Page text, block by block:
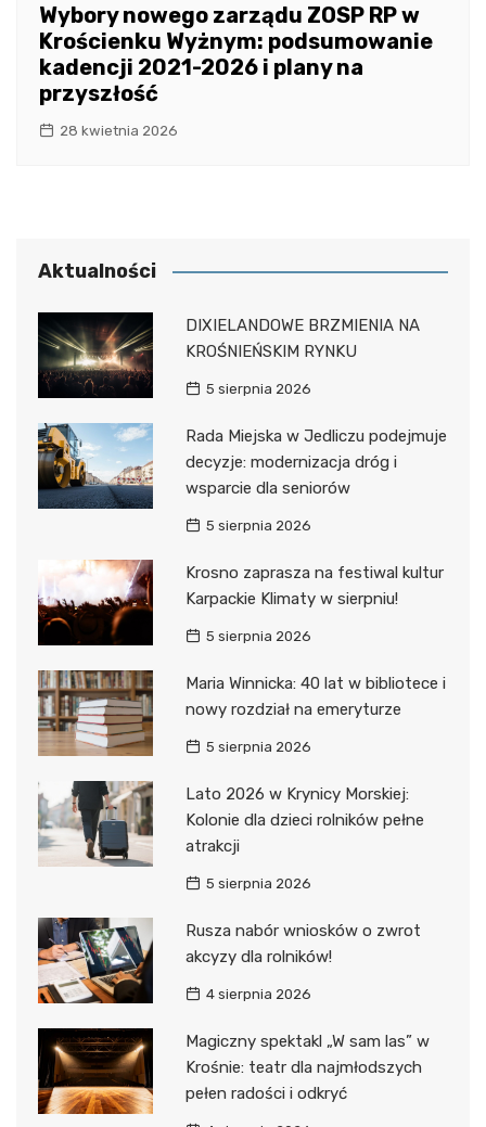
Wybory nowego zarządu ZOSP RP w
Krościenku Wyżnym: podsumowanie
kadencji 2021-2026 i plany na
przyszłość
28 kwietnia 2026
Aktualności
DIXIELANDOWE BRZMIENIA NA
KROŚNIEŃSKIM RYNKU
5 sierpnia 2026
Rada Miejska w Jedliczu podejmuje
decyzje: modernizacja dróg i
wsparcie dla seniorów
5 sierpnia 2026
Krosno zaprasza na festiwal kultur
Karpackie Klimaty w sierpniu!
5 sierpnia 2026
Maria Winnicka: 40 lat w bibliotece i
nowy rozdział na emeryturze
5 sierpnia 2026
Lato 2026 w Krynicy Morskiej:
Kolonie dla dzieci rolników pełne
atrakcji
5 sierpnia 2026
Rusza nabór wniosków o zwrot
akcyzy dla rolników!
4 sierpnia 2026
Magiczny spektakl „W sam las” w
Krośnie: teatr dla najmłodszych
pełen radości i odkryć